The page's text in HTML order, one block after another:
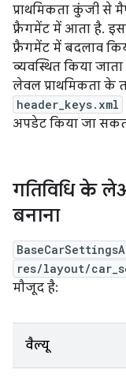
प्राथमिकता कुंजी से
फ़्रैगमेंट में आता है.
फ़्रैगमेंट में बदलाव
व्यवस्थित किया
लेवल प्राथमिकता के
header_keys.xml
अपडेट किया जा
गतिविधि के
बनाना
res/layout/
मौजूद है:
वैल्यू